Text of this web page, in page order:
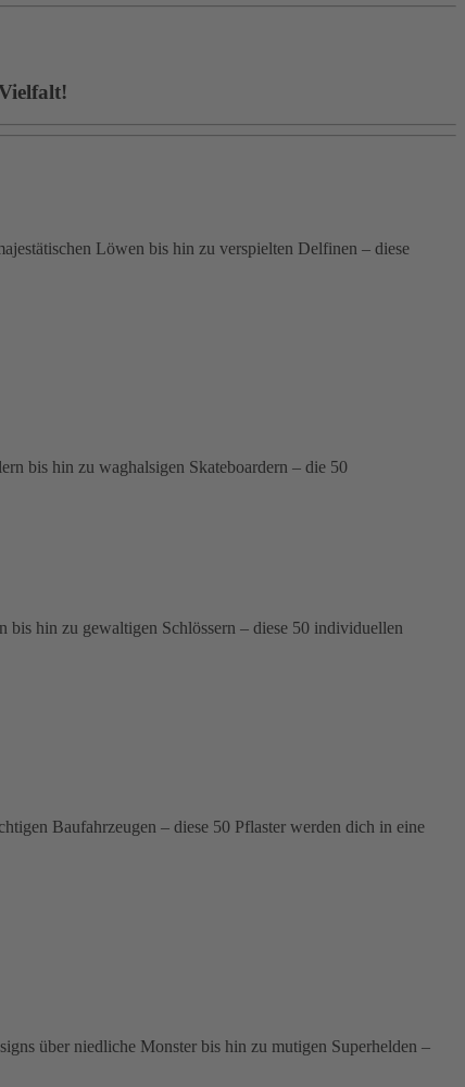
Löwen bis hin zu verspielten Delfinen – diese
bis hin zu waghalsigen Skateboardern – die 50
hin zu gewaltigen Schlössern – diese 50 individuellen
Baufahrzeugen – diese 50 Pflaster werden dich in eine
über niedliche Monster bis hin zu mutigen Superhelden –